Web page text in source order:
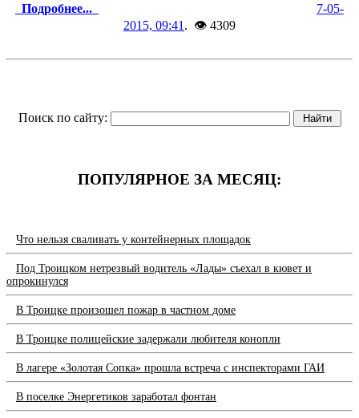
Подробнее...
7-05-
2015, 09:41 . 👁 4309
Поиск по сайту:
ПОПУЛЯРНОЕ ЗА МЕСЯЦ:
Что нельзя сваливать у контейнерных площадок
Под Троицком нетрезвый водитель «Лады» съехал в кювет и
опрокинулся
В Троицке произошел пожар в частном доме
В Троицке полицейские задержали любителя конопли
В лагере «Золотая Сопка» прошла встреча с инспекторами ГАИ
В поселке Энергетиков заработал фонтан